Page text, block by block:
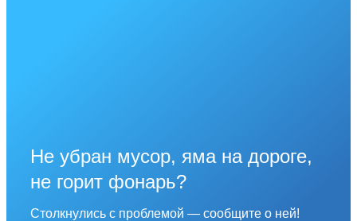
Не убран мусор, яма на дороге,
не горит фонарь?
Столкнулись с проблемой — сообщите о ней!